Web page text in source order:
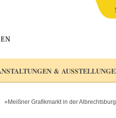
&
»Meißner Grafikmarkt in der